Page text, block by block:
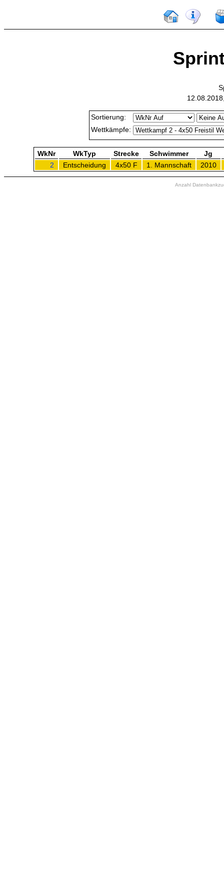
Sortierung:
Wettkämpfe:
WkNr WkTyp Strecke Schwimmer Jg
2
Entscheidung 4x50 F 1. Mannschaft 2010
Anzahl